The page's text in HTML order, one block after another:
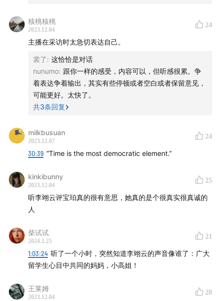
核桃核桃
2023.12.04
24
主播在采访时太急切表达自己。
裳了: 这恰恰是对话
nunumo: 跟你一样的感受，内容可以，但听感很累。争
着表达争着输出，其实有些停顿或者空白或者保留意见，
可能更好。太快了。
共3条回复
milkbusuan
2023.12.07
24
30:39 “Time is the most democratic element.”
kinkibunny
2023.12.04
25
听李翊云评宝珀真的很有意思，她真的是个很真实很真诚的
人
柴试试
2024.1.25
21
1:03:24 听了一个小时，突然知道李翊云的声音像谁了：广大
留学生心目中共同的妈妈，小高姐！
王莱姆
2023.12.04
28